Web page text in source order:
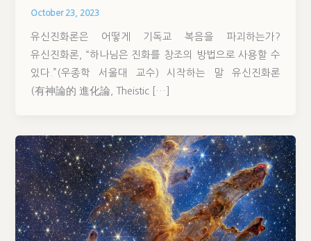
October 23, 2023
유신진화론은 어떻게 기독교 복음을 파괴하는가?
유신진화론, “하나님은 진화를 창조의 방법으로 사용할 수
있다.”(우종학 서울대 교수) 시작하는 말 유신진화론
(有神論的 進化論, Theistic […]